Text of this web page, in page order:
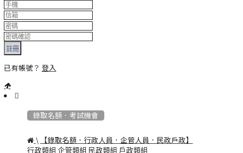
註冊
已有帳號？ 登入
::: 錄取名額．考試機會
\ 【錄取名額．行政人員．企管人員．民政戶政】
行政類組 企管類組 民政類組 戶政類組